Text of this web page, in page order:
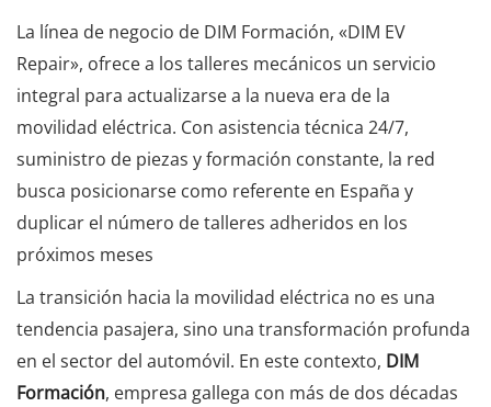
La línea de negocio de DIM Formación, «DIM EV
Repair», ofrece a los talleres mecánicos un servicio
integral para actualizarse a la nueva era de la
movilidad eléctrica. Con asistencia técnica 24/7,
suministro de piezas y formación constante, la red
busca posicionarse como referente en España y
duplicar el número de talleres adheridos en los
próximos meses
La transición hacia la movilidad eléctrica no es una
tendencia pasajera, sino una transformación profunda
en el sector del automóvil. En este contexto, DIM
Formación, empresa gallega con más de dos décadas